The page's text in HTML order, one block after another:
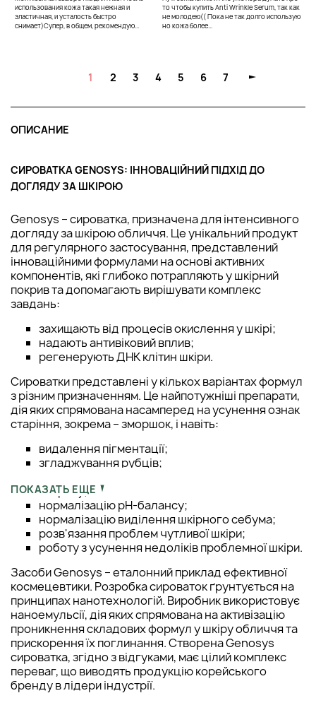
использования кожа такая нежная и
эластичная, и усталость быстро
снимает)Супер, в общем, рекомендую...
то чтобы купить Anti Wrinkle Serum, так как
не молодею(( Пока не так долго использую
но кожа более...
1 2 3 4 5 6 7
ОПИСАНИЕ
СИРОВАТКА GENOSYS: ІННОВАЦІЙНИЙ ПІДХІД ДО
ДОГЛЯДУ ЗА ШКІРОЮ
Genosys – сироватка, призначена для інтенсивного
догляду за шкірою обличчя. Це унікальний продукт
для регулярного застосування, представлений
інноваційними формулами на основі активних
компонентів, які глибоко потрапляють у шкірний
покрив та допомагають вирішувати комплекс
завдань:
захищають від процесів окислення у шкірі;
надають антивіковий вплив;
регенерують ДНК клітин шкіри.
Сироватки представлені у кількох варіантах формул
з різним призначенням. Це найпотужніші препарати,
дія яких спрямована насамперед на усунення ознак
старіння, зокрема – зморшок, і навіть:
видалення пігментації;
згладжування рубців;
покриву;
нормалізацію pH-балансу;
нормалізацію виділення шкірного себума;
розв'язання проблем чутливої шкіри;
роботу з усунення недоліків проблемної шкіри.
Засоби Genosys – еталонний приклад ефективної
космецевтики. Розробка сироваток ґрунтується на
принципах нанотехнологій. Виробник використовує
наноемульсії, дія яких спрямована на активізацію
проникнення складових формул у шкіру обличчя та
прискорення їх поглинання. Створена Genosys
сироватка, згідно з відгуками, має цілий комплекс
переваг, що виводять продукцію корейського
бренду в лідери індустрії.
ПОКАЗАТЬ ЕЩЕ